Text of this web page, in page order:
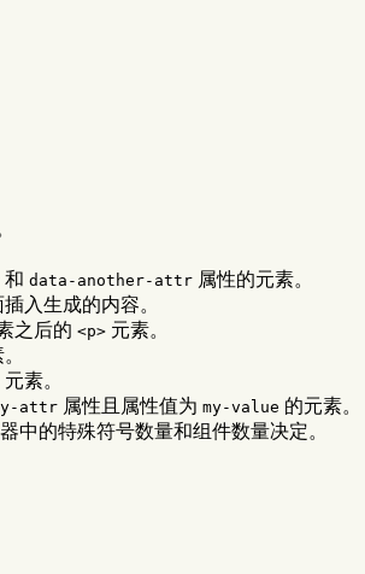
和 data-another-attr 属性的元素。
入生成的内容。
之后的 <p> 元素。
元素。
attr 属性且属性值为 my-value 的元素。
中的特殊符号数量和组件数量决定。